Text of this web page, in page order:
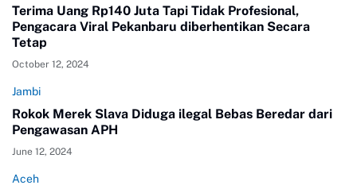
Terima Uang Rp140 Juta Tapi Tidak Profesional,
Pengacara Viral Pekanbaru diberhentikan Secara
Tetap
October 12, 2024
Jambi
Rokok Merek Slava Diduga ilegal Bebas Beredar dari
Pengawasan APH
June 12, 2024
Aceh